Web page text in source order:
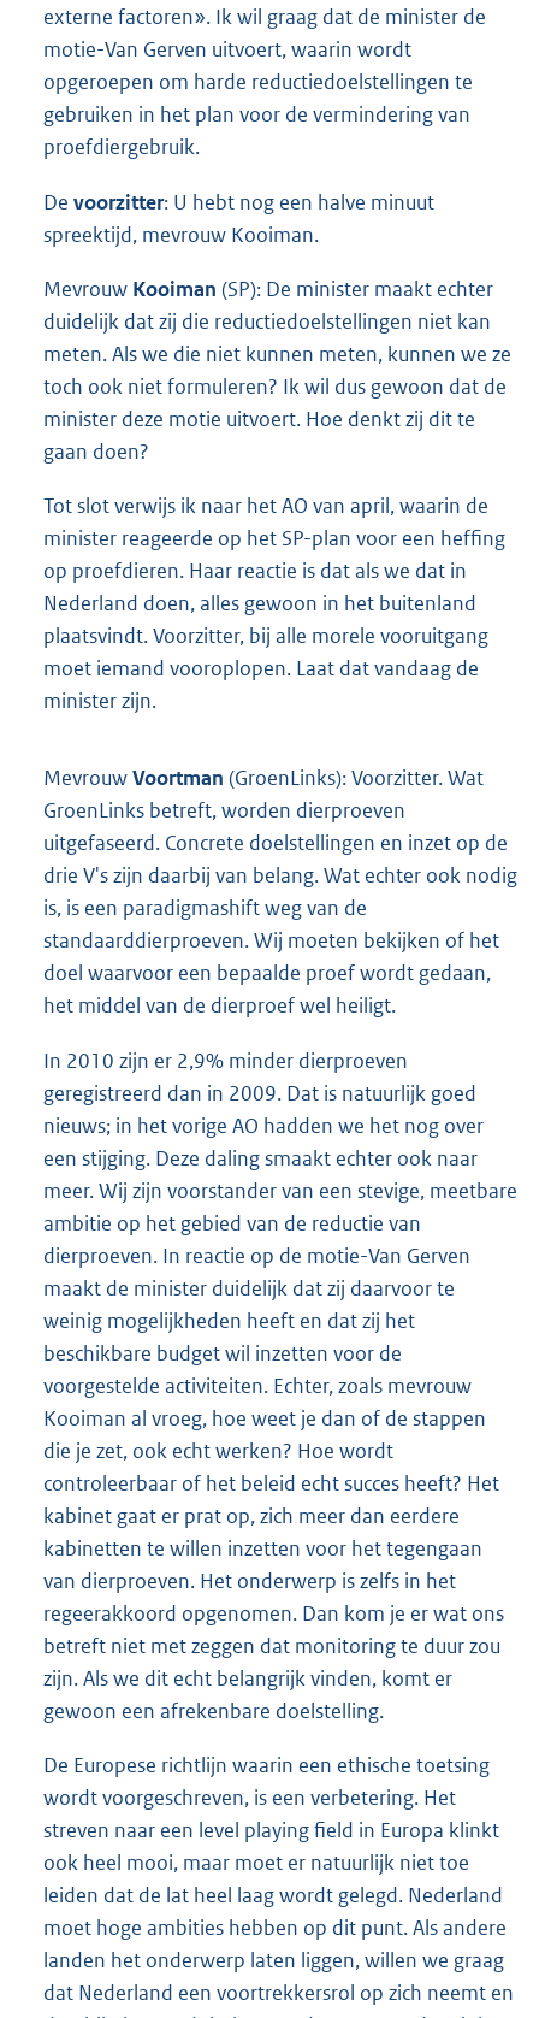
externe factoren». Ik wil graag dat de minister de
motie-Van Gerven uitvoert, waarin wordt
opgeroepen om harde reductiedoelstellingen te
gebruiken in het plan voor de vermindering van
proefdiergebruik.
De voorzitter: U hebt nog een halve minuut
spreektijd, mevrouw Kooiman.
Mevrouw Kooiman (SP): De minister maakt echter
duidelijk dat zij die reductiedoelstellingen niet kan
meten. Als we die niet kunnen meten, kunnen we ze
toch ook niet formuleren? Ik wil dus gewoon dat de
minister deze motie uitvoert. Hoe denkt zij dit te
gaan doen?
Tot slot verwijs ik naar het AO van april, waarin de
minister reageerde op het SP-plan voor een heffing
op proefdieren. Haar reactie is dat als we dat in
Nederland doen, alles gewoon in het buitenland
plaatsvindt. Voorzitter, bij alle morele vooruitgang
moet iemand vooroplopen. Laat dat vandaag de
minister zijn.
MevrouwVoortman (GroenLinks): Voorzitter. Wat
GroenLinks betreft, worden dierproeven
uitgefaseerd. Concrete doelstellingen en inzet op de
drie V's zijn daarbij van belang. Wat echter ook nodig
is, is een paradigmashift weg van de
standaarddierproeven. Wij moeten bekijken of het
doel waarvoor een bepaalde proef wordt gedaan,
het middel van de dierproef wel heiligt.
In 2010 zijn er 2,9% minder dierproeven
geregistreerd dan in 2009. Dat is natuurlijk goed
nieuws; in het vorige AO hadden we het nog over
een stijging. Deze daling smaakt echter ook naar
meer. Wij zijn voorstander van een stevige, meetbare
ambitie op het gebied van de reductie van
dierproeven. In reactie op de motie-Van Gerven
maakt de minister duidelijk dat zij daarvoor te
weinig mogelijkheden heeft en dat zij het
beschikbare budget wil inzetten voor de
voorgestelde activiteiten. Echter, zoals mevrouw
Kooiman al vroeg, hoe weet je dan of de stappen
die je zet, ook echt werken? Hoe wordt
controleerbaar of het beleid echt succes heeft? Het
kabinet gaat er prat op, zich meer dan eerdere
kabinetten te willen inzetten voor het tegengaan
van dierproeven. Het onderwerp is zelfs in het
regeerakkoord opgenomen. Dan kom je er wat ons
betreft niet met zeggen dat monitoring te duur zou
zijn. Als we dit echt belangrijk vinden, komt er
gewoon een afrekenbare doelstelling.
De Europese richtlijn waarin een ethische toetsing
wordt voorgeschreven, is een verbetering. Het
streven naar een level playing field in Europa klinkt
ook heel mooi, maar moet er natuurlijk niet toe
leiden dat de lat heel laag wordt gelegd. Nederland
moet hoge ambities hebben op dit punt. Als andere
landen het onderwerp laten liggen, willen we graag
dat Nederland een voortrekkersrol op zich neemt en